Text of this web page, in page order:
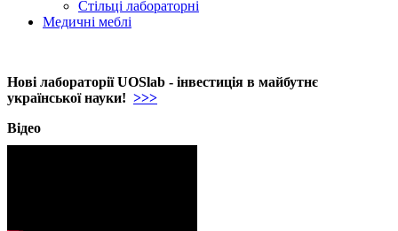
Стільці лабораторні
Медичні меблі
Нові лабораторії UOSlab - інвестиція в майбутнє
української науки! >>>
Відео